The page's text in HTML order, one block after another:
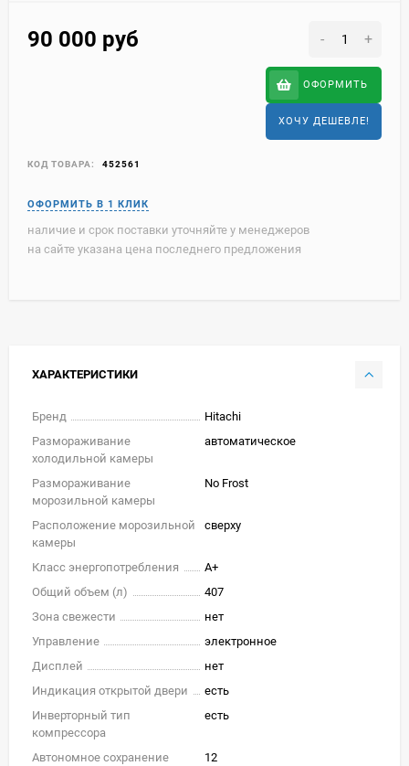
90 000 руб - +
ОФОРМИТЬ
ХОЧУ ДЕШЕВЛЕ!
КОД ТОВАРА: 452561
наличие и срок поставки уточняйте у менеджеров
на сайте указана цена последнего предложения
ХАРАКТЕРИСТИКИ
Бренд
Hitachi
Размораживание
холодильной камеры
автоматическое
Размораживание
морозильной камеры
No Frost
Расположение морозильной
камеры
сверху
Класс энергопотребления
A+
Общий объем (л)
407
Зона свежести
нет
Управление
электронное
Дисплей
нет
Индикация открытой двери
есть
Инверторный тип
компрессора
есть
Автономное сохранение
12